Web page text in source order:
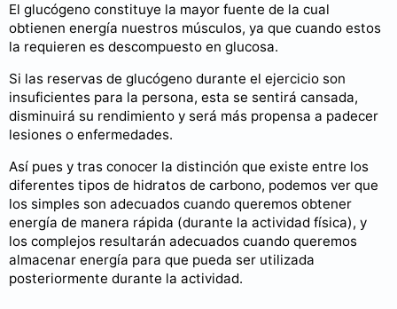
El glucógeno constituye la mayor fuente de la cual
obtienen energía nuestros músculos, ya que cuando estos
la requieren es descompuesto en glucosa.
Si las reservas de glucógeno durante el ejercicio son
insuficientes para la persona, esta se sentirá cansada,
disminuirá su rendimiento y será más propensa a padecer
lesiones o enfermedades.
Así pues y tras conocer la distinción que existe entre los
diferentes tipos de hidratos de carbono, podemos ver que
los simples son adecuados cuando queremos obtener
energía de manera rápida (durante la actividad física), y
los complejos resultarán adecuados cuando queremos
almacenar energía para que pueda ser utilizada
posteriormente durante la actividad.